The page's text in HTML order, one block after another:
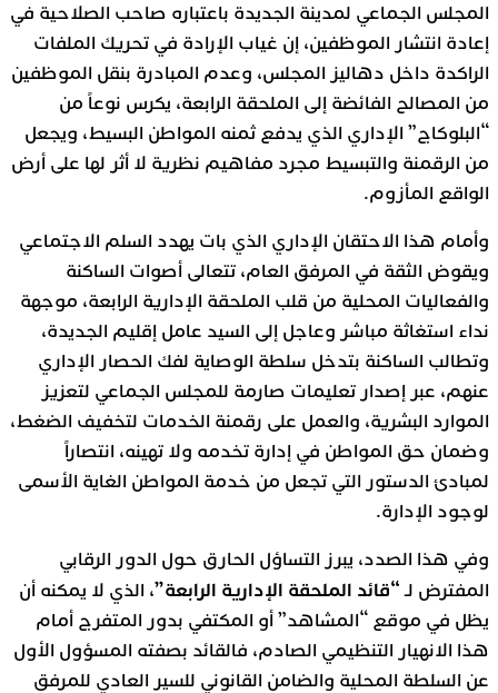
المجلس الجماعي لمدينة الجديدة باعتباره صاحب الصلاحية في
إعادة انتشار الموظفين، إن غياب الإرادة في تحريك الملفات
الراكدة داخل دهاليز المجلس، وعدم المبادرة بنقل الموظفين
من المصالح الفائضة إلى الملحقة الرابعة، يكرس نوعاً من
“البلوكاج” الإداري الذي يدفع ثمنه المواطن البسيط، ويجعل
من الرقمنة والتبسيط مجرد مفاهيم نظرية لا أثر لها على أرض
الواقع المأزوم.
وأمام هذا الاحتقان الإداري الذي بات يهدد السلم الاجتماعي
ويقوض الثقة في المرفق العام، تتعالى أصوات الساكنة
والفعاليات المحلية من قلب الملحقة الإدارية الرابعة، موجهة
نداء استغاثة مباشر وعاجل إلى السيد عامل إقليم الجديدة،
وتطالب الساكنة بتدخل سلطة الوصاية لفك الحصار الإداري
عنهم، عبر إصدار تعليمات صارمة للمجلس الجماعي لتعزيز
الموارد البشرية، والعمل على رقمنة الخدمات لتخفيف الضغط،
وضمان حق المواطن في إدارة تخدمه ولا تهينه، انتصاراً
لمبادئ الدستور التي تجعل من خدمة المواطن الغاية الأسمى
لوجود الإدارة.
وفي هذا الصدد، يبرز التساؤل الحارق حول الدور الرقابي
المفترض لـ“قائد الملحقة الإدارية الرابعة”، الذي لا يمكنه أن
يظل في موقع “المشاهد” أو المكتفي بدور المتفرج أمام
هذا الانهيار التنظيمي الصادم، فالقائد بصفته المسؤول الأول
عن السلطة المحلية والضامن القانوني للسير العادي للمرفق